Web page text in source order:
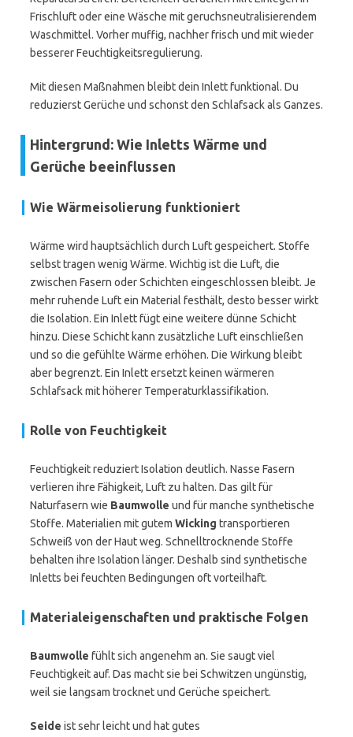
Frischluft oder eine Wäsche mit geruchsneutralisierendem
Waschmittel. Vorher muffig, nachher frisch und mit wieder
besserer Feuchtigkeitsregulierung.
Mit diesen Maßnahmen bleibt dein Inlett funktional. Du
reduzierst Gerüche und schonst den Schlafsack als Ganzes.
Hintergrund: Wie Inletts Wärme und
Gerüche beeinflussen
Wie Wärmeisolierung funktioniert
Wärme wird hauptsächlich durch Luft gespeichert. Stoffe
selbst tragen wenig Wärme. Wichtig ist die Luft, die
zwischen Fasern oder Schichten eingeschlossen bleibt. Je
mehr ruhende Luft ein Material festhält, desto besser wirkt
die Isolation. Ein Inlett fügt eine weitere dünne Schicht
hinzu. Diese Schicht kann zusätzliche Luft einschließen
und so die gefühlte Wärme erhöhen. Die Wirkung bleibt
aber begrenzt. Ein Inlett ersetzt keinen wärmeren
Schlafsack mit höherer Temperaturklassifikation.
Rolle von Feuchtigkeit
Feuchtigkeit reduziert Isolation deutlich. Nasse Fasern
verlieren ihre Fähigkeit, Luft zu halten. Das gilt für
Naturfasern wie Baumwolle und für manche synthetische
Stoffe. Materialien mit gutem Wicking transportieren
Schweiß von der Haut weg. Schnelltrocknende Stoffe
behalten ihre Isolation länger. Deshalb sind synthetische
Inletts bei feuchten Bedingungen oft vorteilhaft.
Materialeigenschaften und praktische Folgen
Baumwolle fühlt sich angenehm an. Sie saugt viel
Feuchtigkeit auf. Das macht sie bei Schwitzen ungünstig,
weil sie langsam trocknet und Gerüche speichert.
Seide ist sehr leicht und hat gutes